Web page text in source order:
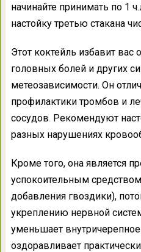
начинайте принимать по 1
настойку третью стакана
Этот коктейль избавит вас
головных болей и других
метеозависимости. Он
профилактики тромбов и
сосудов. Рекомендуют
разных нарушениях
Кроме того, она является
успокоительным
добавления гвоздики),
укреплению нервной
уменьшает
оздоравливает